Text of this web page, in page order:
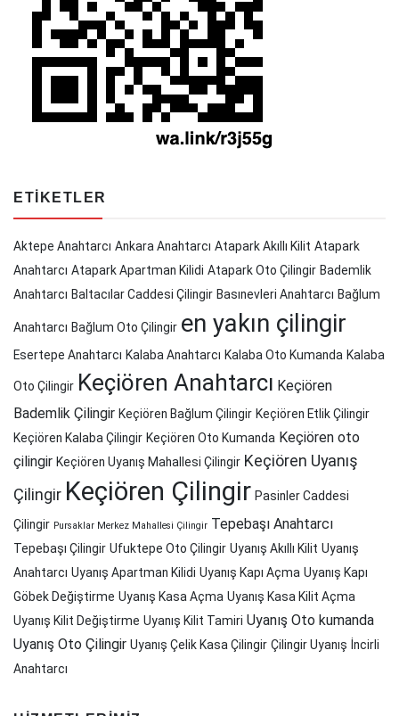
ETIKETLER
Aktepe Anahtarcı Ankara Anahtarcı Atapark Akıllı Kilit Atapark
Anahtarcı Atapark Apartman Kilidi Atapark Oto Çilingir Bademlik
Anahtarcı Baltacılar Caddesi Çilingir Basınevleri Anahtarcı Bağlum
Anahtarcı Bağlum Oto Çilingir en yakın çilingir
Esertepe Anahtarcı Kalaba Anahtarcı Kalaba Oto Kumanda Kalaba
Oto Çilingir Keçiören Anahtarcı Keçiören
Bademlik Çilingir Keçiören Bağlum Çilingir Keçiören Etlik Çilingir
Keçiören Kalaba Çilingir Keçiören Oto Kumanda Keçiören oto
çilingir Keçiören Uyanış Mahallesi Çilingir Keçiören Uyanış
Çilingir Keçiören Çilingir Pasinler Caddesi
Çilingir Pursaklar Merkez Mahallesi Çilingir Tepebaşı Anahtarcı
Tepebaşı Çilingir Ufuktepe Oto Çilingir Uyanış Akıllı Kilit Uyanış
Anahtarcı Uyanış Apartman Kilidi Uyanış Kapı Açma Uyanış Kapı
Göbek Değiştirme Uyanış Kasa Açma Uyanış Kasa Kilit Açma
Uyanış Kilit Değiştirme Uyanış Kilit Tamiri Uyanış Oto kumanda
Uyanış Oto Çilingir Uyanış Çelik Kasa Çilingir Çilingir Uyanış İncirli
Anahtarcı